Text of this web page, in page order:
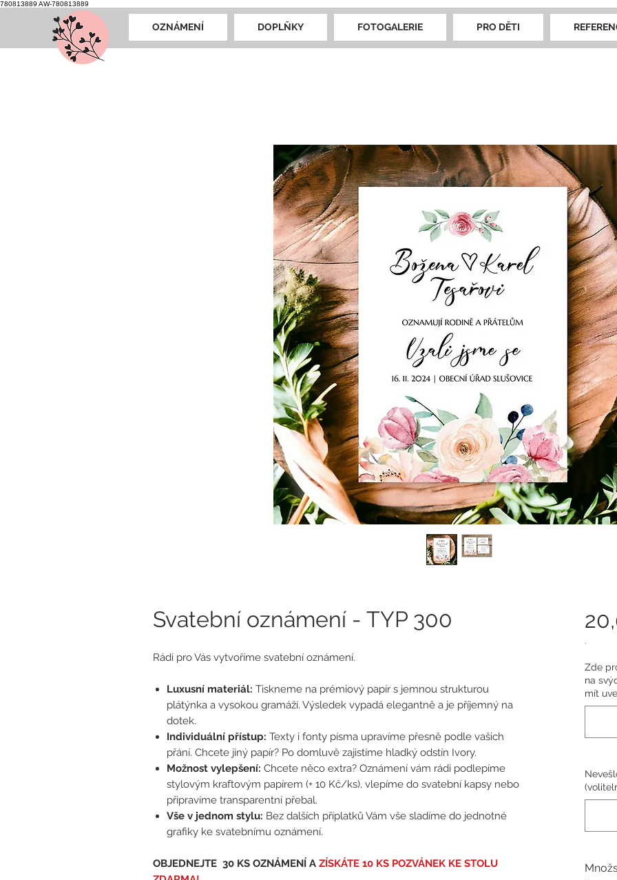
780813889 AW-780813889
OZNÁMENÍ DOPLŇKY FOTOGALERIE PRO DĚTI
Svatební oznámení - TYP 300
Rádi pro Vás vytvoříme svatební oznámení.
Luxusní materiál: Tiskneme na prémiový papír s jemnou strukturou
plátýnka a vysokou gramáží. Výsledek vypadá elegantně a je příjemný na
dotek.
Individuální přístup: Texty i fonty písma upravíme přesně podle vašich
přání. Chcete jiný papír? Po domluvě zajistíme hladký odstín Ivory.
Možnost vylepšení: Chcete něco extra? Oznámení vám rádi podlepíme
stylovým kraftovým papírem (+ 10 Kč/ks), vlepíme do svatební kapsy nebo
připravíme transparentní přebal.
Vše v jednom stylu: Bez dalších příplatků Vám vše sladíme do jednotné
grafiky ke svatebnímu oznámení.
OBJEDNEJTE 30 KS OZNÁMENÍ A ZÍSKÁTE 10 KS POZVÁNEK KE STOLU
.
Zde
na
mít